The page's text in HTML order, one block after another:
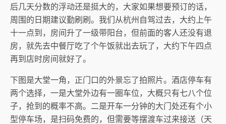
后几天分数的浮动还是挺大的，大家如果想要预订的话，
周围的日期建议勤刷刷。我们从杭州自驾过去，大约上午
十一点到，房间升了一级带阳台，但前面的客人还没有退
房，就先去中餐厅吃了个午饭就出去玩了，大约下午四点
再到店时房间就好了。
下图是大堂一角，正门口的外景忘了拍照片。酒店停车有
两个选择，一是大堂外边有一圈车位，大概只有七八个位
子，抢到的概率不高。二是开车一分钟的大门处还有个小
型停车场，是扫码免费的，但需要等摆渡车过来接送（天